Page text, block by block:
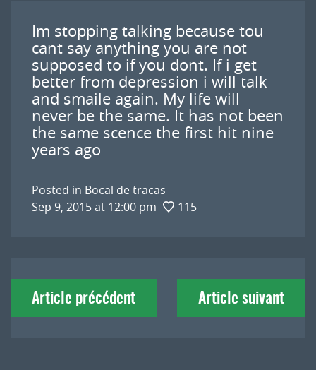
Im stopping talking because tou
cant say anything you are not
supposed to if you dont. If i get
better from depression i will talk
and smaile again. My life will
never be the same. It has not been
the same scence the first hit nine
years ago
Posted in Bocal de tracas
Sep 9, 2015 at 12:00 pm
115
Navigation
deArticle précédent Article suivant